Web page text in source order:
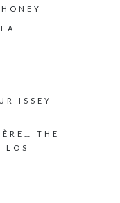
ISSEY
THE
LOS